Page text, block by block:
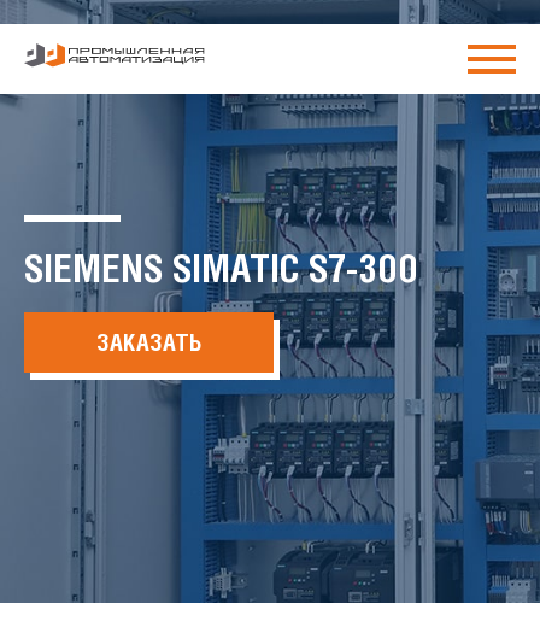
SIEMENS SIMATIC S7-300
ЗАКАЗАТЬ